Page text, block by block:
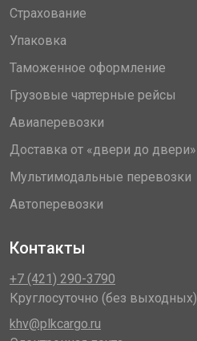
Страхование
Упаковка
Таможенное оформление
Грузовые чартерные рейсы
Авиаперевозки
Доставка от «двери до двери»
Мультимодальные перевозки
Автоперевозки
Контакты
+7 (421) 290-3790
Круглосуточно (без выходных)
khv@plkcargo.ru